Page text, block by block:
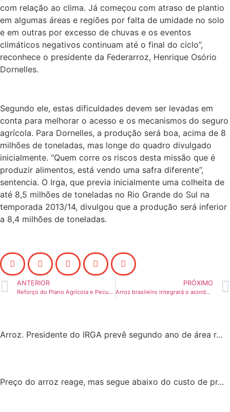
com relação ao clima. Já começou com atraso de plantio
em algumas áreas e regiões por falta de umidade no solo
e em outras por excesso de chuvas e os eventos
climáticos negativos continuam até o final do ciclo”,
reconhece o presidente da Federarroz, Henrique Osório
Dornelles.
Segundo ele, estas dificuldades devem ser levadas em
conta para melhorar o acesso e os mecanismos do seguro
agrícola. Para Dornelles, a produção será boa, acima de 8
milhões de toneladas, mas longe do quadro divulgado
inicialmente. “Quem corre os riscos desta missão que é
produzir alimentos, está vendo uma safra diferente”,
sentencia. O Irga, que previa inicialmente uma colheita de
até 8,5 milhões de toneladas no Rio Grande do Sul na
temporada 2013/14, divulgou que a produção será inferior
a 8,4 milhões de toneladas.
ANTERIOR
Reforço do Plano Agrícola e Pecuário está entre prioridades de Geller
PRÓXIMO
Arroz brasileiro integrará o acordo comercial Mercosul – União Europeia
Arroz. Presidente do IRGA prevê segundo ano de área r...
Preço do arroz reage, mas segue abaixo do custo de pr...